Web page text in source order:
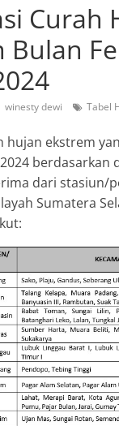
Curah
Bulan
winesty dewi Tabel
hujan ekstrem
berdasarkan
dari stasiun/
Sumatera